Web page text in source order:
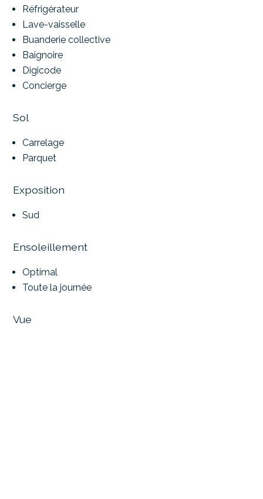
Réfrigérateur
Lave-vaisselle
Buanderie collective
Baignoire
Digicode
Concierge
Sol
Carrelage
Parquet
Exposition
Sud
Ensoleillement
Optimal
Toute la journée
Vue